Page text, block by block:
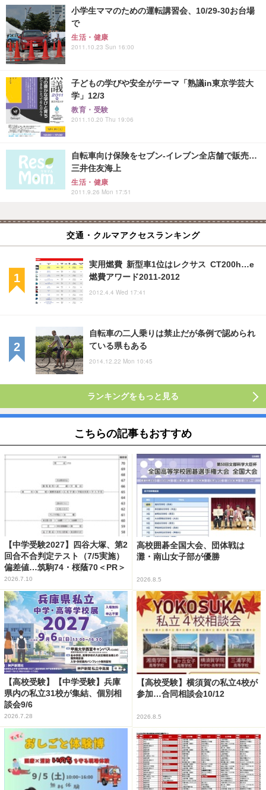
小学生ママのための運転講習会、10/29-30お台場
で
生活・健康
2011.10.23 Sun 16:00
子どもの学びや安全がテーマ「熟議in東京学芸大
学」12/3
教育・受験
2011.10.20 Thu 19:06
自転車向け保険をセブン‐イレブン全店舗で販売…
三井住友海上
生活・健康
2011.9.26 Mon 17:51
交通・クルマアクセスランキング
実用燃費 新型車1位はレクサス CT200h…e
燃費アワード2011-2012
2012.4.4 Wed 17:41
自転車の二人乗りは禁止だが条例で認められ
ている県もある
2014.12.22 Mon 10:45
ランキングをもっと見る
こちらの記事もおすすめ
【中学受験2027】四谷大塚、第2
回合不合判定テスト（7/5実施）
偏差値…筑駒74・桜蔭70＜PR＞
2026.7.10
高校囲碁全国大会、団体戦は
灘・南山女子部が優勝
2026.8.5
【高校受験】【中学受験】兵庫
県内の私立31校が集結、個別相
談会9/6
2026.7.28
【高校受験】横須賀の私立4校が
参加…合同相談会10/12
2026.8.5